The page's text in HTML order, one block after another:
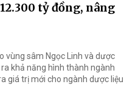
tỷ đồng, nâng
vùng sâm Ngọc Linh và dược
khả năng hình thành ngành
giá trị mới cho ngành dược liệu